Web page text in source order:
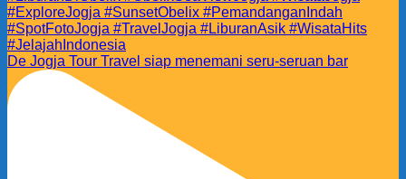
De Jogja Tour Travel siap menemani seru-seruan bar